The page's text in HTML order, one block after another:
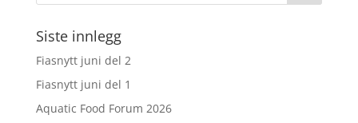
Siste innlegg
Fiasnytt juni del 2
Fiasnytt juni del 1
Aquatic Food Forum 2026